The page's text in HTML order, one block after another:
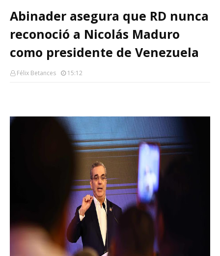
Abinader asegura que RD nunca
reconoció a Nicolás Maduro
como presidente de Venezuela
Félix Betances 15:12